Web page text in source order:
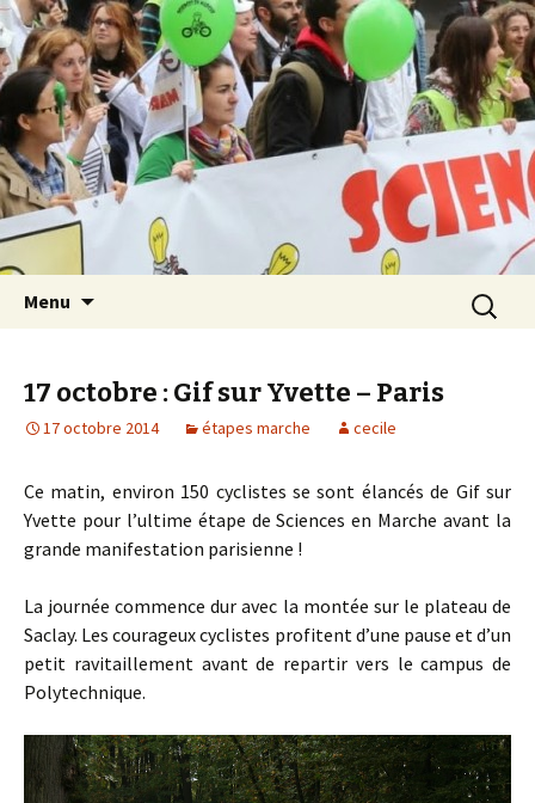
Les Sciences sont notre avenir
Menu
17 octobre : Gif sur Yvette – Paris
17 octobre 2014 étapes marche cecile
Ce matin, environ 150 cyclistes se sont élancés de Gif sur
Yvette pour l’ultime étape de Sciences en Marche avant la
grande manifestation parisienne !
La journée commence dur avec la montée sur le plateau de
Saclay. Les courageux cyclistes profitent d’une pause et d’un
petit ravitaillement avant de repartir vers le campus de
Polytechnique.